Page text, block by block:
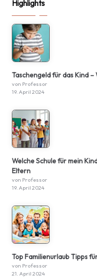
Highlights
Taschengeld für das Kind –
von Professor
19. April 2024
Welche Schule für mein
Eltern
von Professor
19. April 2024
Top Familienurlaub Tipps
von Professor
21. April 2024